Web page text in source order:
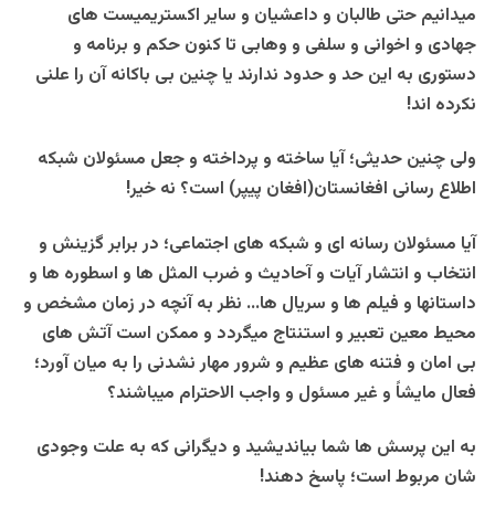
میدانیم حتی طالبان و داعشیان و سایر اکستریمیست های
جهادی و اخوانی و سلفی و وهابی تا کنون حکم و برنامه و
دستوری به این حد و حدود ندارند یا چنین بی باکانه آن را علنی
نکرده اند!
ولی چنین حدیثی؛ آیا ساخته و پرداخته و جعل مسئولان شبکه
اطلاع رسانی افغانستان(افغان پیپر) است؟ نه خیر!
آیا مسئولان رسانه ای و شبکه های اجتماعی؛ در برابر گزینش و
انتخاب و انتشار آیات و آحادیث و ضرب المثل ها و اسطوره ها و
داستانها و فیلم ها و سریال ها… نظر به آنچه در زمان مشخص و
محیط معین تعبیر و استنتاج میگردد و ممکن است آتش های
بی امان و فتنه های عظیم و شرور مهار نشدنی را به میان آورد؛
فعال مایشاً و غیر مسئول و واجب الاحترام میباشند؟
به این پرسش ها شما بیاندیشید و دیگرانی که به علت وجودی
شان مربوط است؛ پاسخ دهند!